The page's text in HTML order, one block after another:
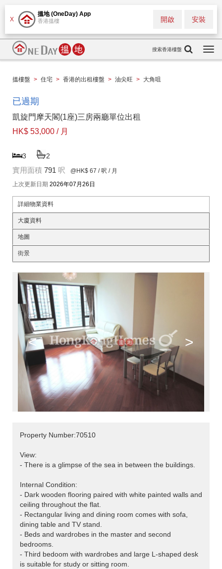
X
搵地 (OneDay) App
香港搵樓 安裝
開啟
搜索香港樓盤
搵樓盤 > 住宅 > 香港的出租樓盤 > 油尖旺 > 大角咀
已過期
凱旋門摩天閣(1座)三房兩廳單位出租
HK$ 53,000 / 月
3 2
實用面積 791 呎 @HK$ 67 / 呎 / 月
上次更新日期 2026年07月26日
詳細物業資料
大廈資料
地圖
街景
< >
Property Number:70510
View:
- There is a glimpse of the sea in between the buildings.
Internal Condition:
- Dark wooden flooring paired with white painted walls and
ceiling throughout the flat.
- Rectangular living and dining room comes with sofa,
dining table and TV stand.
- Beds and wardrobes in the master and second
bedrooms.
- Third bedoom with wardrobes and large L-shaped desk
is suitable for study or sitting room.